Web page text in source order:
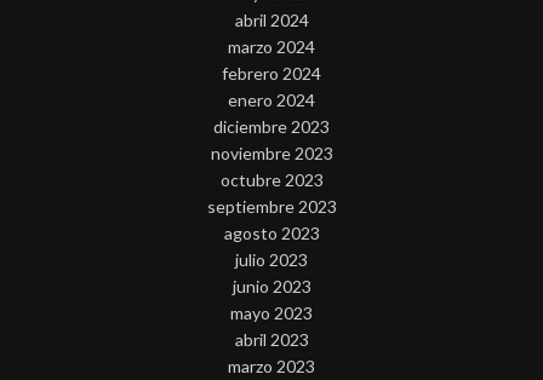
abril 2024
marzo 2024
febrero 2024
enero 2024
diciembre 2023
noviembre 2023
octubre 2023
septiembre 2023
agosto 2023
julio 2023
junio 2023
mayo 2023
abril 2023
marzo 2023